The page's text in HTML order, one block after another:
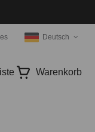
Deutsch
Warenkorb